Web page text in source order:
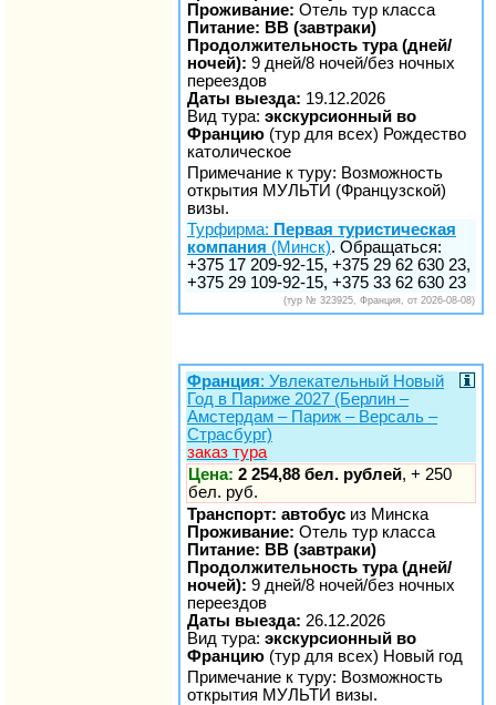
Проживание: Отель тур класса
Питание: BB (завтраки)
Продолжительность тура (дней/
ночей): 9 дней/8 ночей/без ночных
переездов
Даты выезда: 19.12.2026
Вид тура: экскурсионный во
Францию (тур для всех) Рождество
католическое
Примечание к туру: Возможность
открытия МУЛЬТИ (Французской)
визы.
Турфирма: Первая туристическая
компания (Минск). Обращаться:
+375 17 209-92-15, +375 29 62 630 23,
+375 29 109-92-15, +375 33 62 630 23
(тур № 323925, Франция, от 2026-08-08)
Франция: Увлекательный Новый
Год в Париже 2027 (Берлин –
Амстердам – Париж – Версаль –
Страсбург)
заказ тура
Цена: 2 254,88 бел. рублей, + 250
бел. руб.
Транспорт: автобус из Минска
Проживание: Отель тур класса
Питание: BB (завтраки)
Продолжительность тура (дней/
ночей): 9 дней/8 ночей/без ночных
переездов
Даты выезда: 26.12.2026
Вид тура: экскурсионный во
Францию (тур для всех) Новый год
Примечание к туру: Возможность
открытия МУЛЬТИ визы.